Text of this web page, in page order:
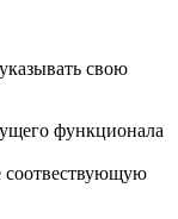
свою
функционала
соотвествующую